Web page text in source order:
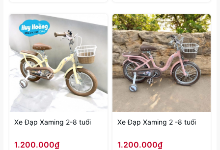
Xe Đạp Xaming 2-8 tuổi
1.200.000₫
Xe Đạp Xaming 2 -8 tuổi
1.200.000₫